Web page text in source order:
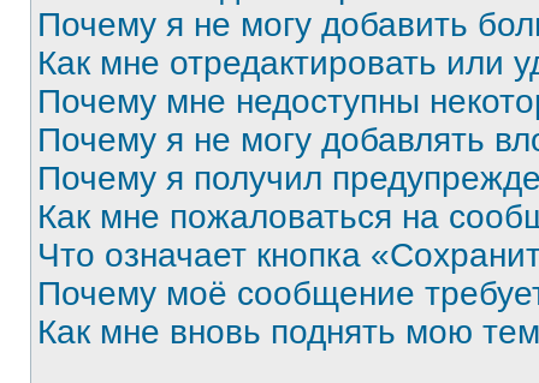
Почему я не могу добавить
Как мне отредактировать или
Почему мне недоступны
Почему я не могу добавлять
Почему я получил
Как мне пожаловаться на
Что означает кнопка
Почему моё сообщение
Как мне вновь поднять мою